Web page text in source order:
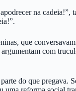
na cadeia!”,
que
com
do que pregava.